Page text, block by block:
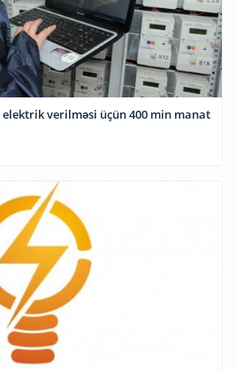
verilməsi üçün 400 min manat